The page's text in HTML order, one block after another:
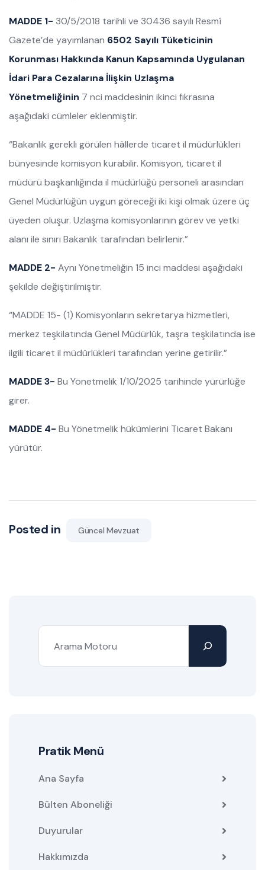
MADDE 1- 30/5/2018 tarihli ve 30436 sayılı Resmî
Gazete’de yayımlanan 6502 Sayılı Tüketicinin
Korunması Hakkında Kanun Kapsamında Uygulanan
İdari Para Cezalarına İlişkin Uzlaşma
Yönetmeliğinin 7 nci maddesinin ikinci fıkrasına
aşağıdaki cümleler eklenmiştir.
“Bakanlık gerekli görülen hâllerde ticaret il müdürlükleri
bünyesinde komisyon kurabilir. Komisyon, ticaret il
müdürü başkanlığında il müdürlüğü personeli arasından
Genel Müdürlüğün uygun göreceği iki kişi olmak üzere üç
üyeden oluşur. Uzlaşma komisyonlarının görev ve yetki
alanı ile sınırı Bakanlık tarafından belirlenir.”
MADDE 2- Aynı Yönetmeliğin 15 inci maddesi aşağıdaki
şekilde değiştirilmiştir.
“MADDE 15- (1) Komisyonların sekretarya hizmetleri,
merkez teşkilatında Genel Müdürlük, taşra teşkilatında ise
ilgili ticaret il müdürlükleri tarafından yerine getirilir.”
MADDE 3- Bu Yönetmelik 1/10/2025 tarihinde yürürlüğe
girer.
MADDE 4- Bu Yönetmelik hükümlerini Ticaret Bakanı
yürütür.
Posted in Güncel Mevzuat
Pratik Menü
Ana Sayfa
Bülten Aboneliği
Duyurular
Hakkımızda